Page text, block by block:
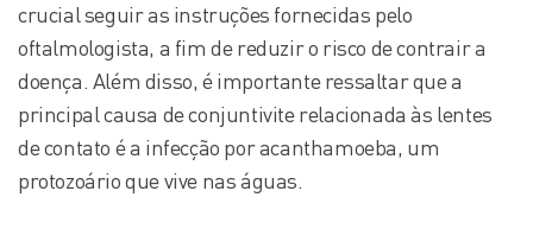
crucial seguir as instruções fornecidas pelo
oftalmologista, a fim de reduzir o risco de contrair a
doença. Além disso, é importante ressaltar que a
principal causa de conjuntivite relacionada às lentes
de contato é a infecção por acanthamoeba, um
protozoário que vive nas águas.